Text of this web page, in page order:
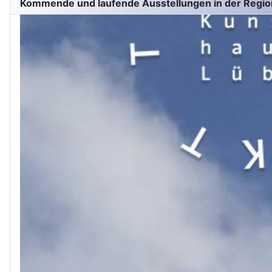
Kommende und laufende Ausstellungen in der